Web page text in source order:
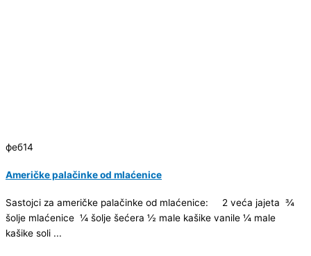
феб14
Američke palačinke od mlaćenice
Sastojci za američke palačinke od mlaćenice: 2 veća jajeta ¾
šolje mlaćenice ¼ šolje šećera ½ male kašike vanile ¼ male
kašike soli ...